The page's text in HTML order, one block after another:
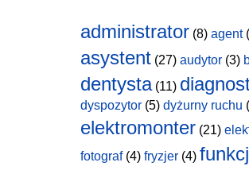
administrator (8) agent
asystent (27) audytor (3)
dentysta(11)
dyspozytor (5) dyżurny ruchu
elektromonter (21)
fotograf(4) fryzjer (4)